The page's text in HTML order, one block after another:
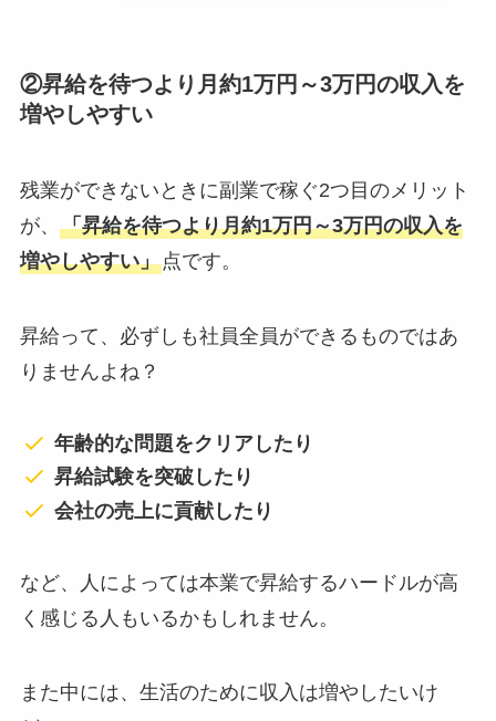
②昇給を待つより月約1万円～3万円の収入を
増やしやすい
残業ができないときに副業で稼ぐ2つ目のメリット
が、 「昇給を待つより月約1万円～3万円の収入を
増やしやすい」点です。
昇給って、必ずしも社員全員ができるものではあ
りませんよね？
年齢的な問題をクリアしたり
昇給試験を突破したり
会社の売上に貢献したり
など、人によっては本業で昇給するハードルが高
く感じる人もいるかもしれません。
また中には、生活のために収入は増やしたいけ